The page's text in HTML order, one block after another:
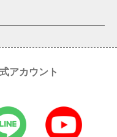
アカウント